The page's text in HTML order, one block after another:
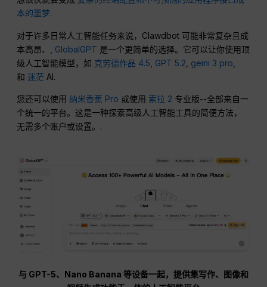
本的噩梦.
对于许多日常人工智能任务来说，Clawdbot 可能非常复杂且成
本高昂、, GlobalGPT 是一个更简单的选择。它可以让你使用顶
级人工智能模型，如 克劳德作品 4.5 GPT 5.2 gemi 3 pro
和迷茫 AI.
您还可以使用 纳米香蕉 Pro 或使用 索拉 2 专业版--全部来自一
个统一的平台。这是一种探索高级人工智能工具的简便方法，
无需多个账户或设置。.
与 GPT-5、Nano Banana 等设备一起，提供集写作、图像和